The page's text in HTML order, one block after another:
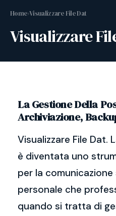
Home›Visualizzare File Dat
Visualizzare
La Gestione Della
Archiviazione,
Visualizzare File Dat.
è diventata uno
per la comunicazione
personale che
quando si tratta di